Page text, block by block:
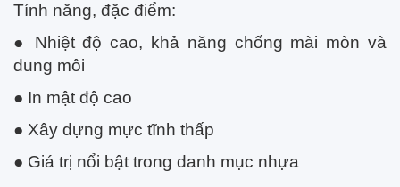
Tính năng, đặc điểm:
● Nhiệt độ cao, khả năng chống mài mòn và
dung môi
● In mật độ cao
● Xây dựng mực tĩnh thấp
● Giá trị nổi bật trong danh mục nhựa